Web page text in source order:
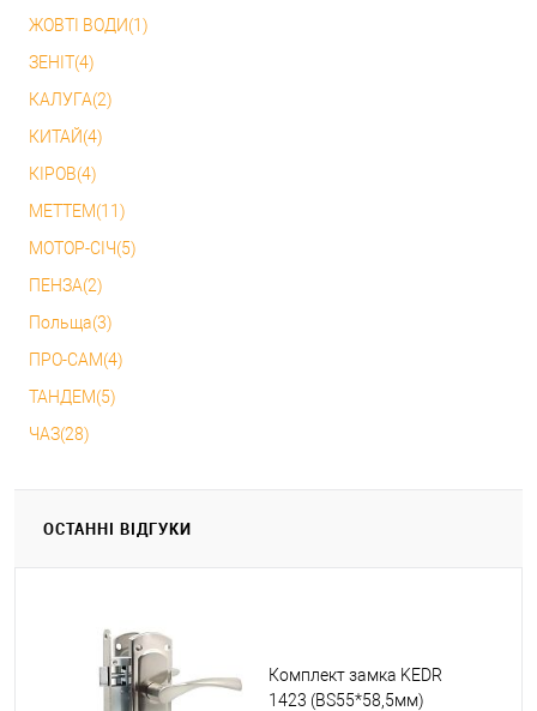
ЖОВТІ ВОДИ(1)
ЗЕНІТ(4)
КАЛУГА(2)
КИТАЙ(4)
КІРОВ(4)
МЕТТЕМ(11)
МОТОР-СІЧ(5)
ПЕНЗА(2)
Польща(3)
ПРО-САМ(4)
ТАНДЕМ(5)
ЧАЗ(28)
ОСТАННІ ВІДГУКИ
Комплект замка KEDR
1423 (BS55*58,5мм)